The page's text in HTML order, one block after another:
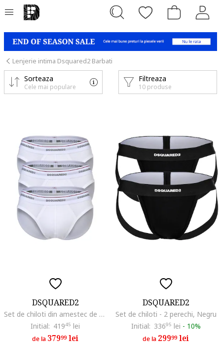
Lenjerie intima Dsquared2 Barbati
Filtreaza
10 produse
Sorteaza
Cele mai populare
DSQUARED2
Set de chiloti din amestec de bumbac cu banda logo in talie - 3 perechi, Alb
Initial: 41945 lei
de la 37999lei
DSQUARED2
Set de chiloti - 2 perechi, Negru
Initial: 33695 lei - 10%
de la 29999lei